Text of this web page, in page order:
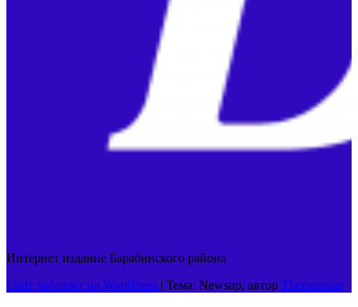
Интернет издание Барабинского района
Сайт работает на WordPress | Тема: Newsup, автор Themeansar